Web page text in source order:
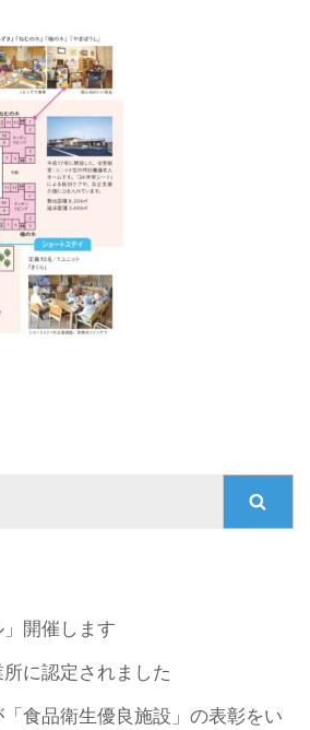
」開催します
に認定されました
食品衛生優良施設」の表彰をい